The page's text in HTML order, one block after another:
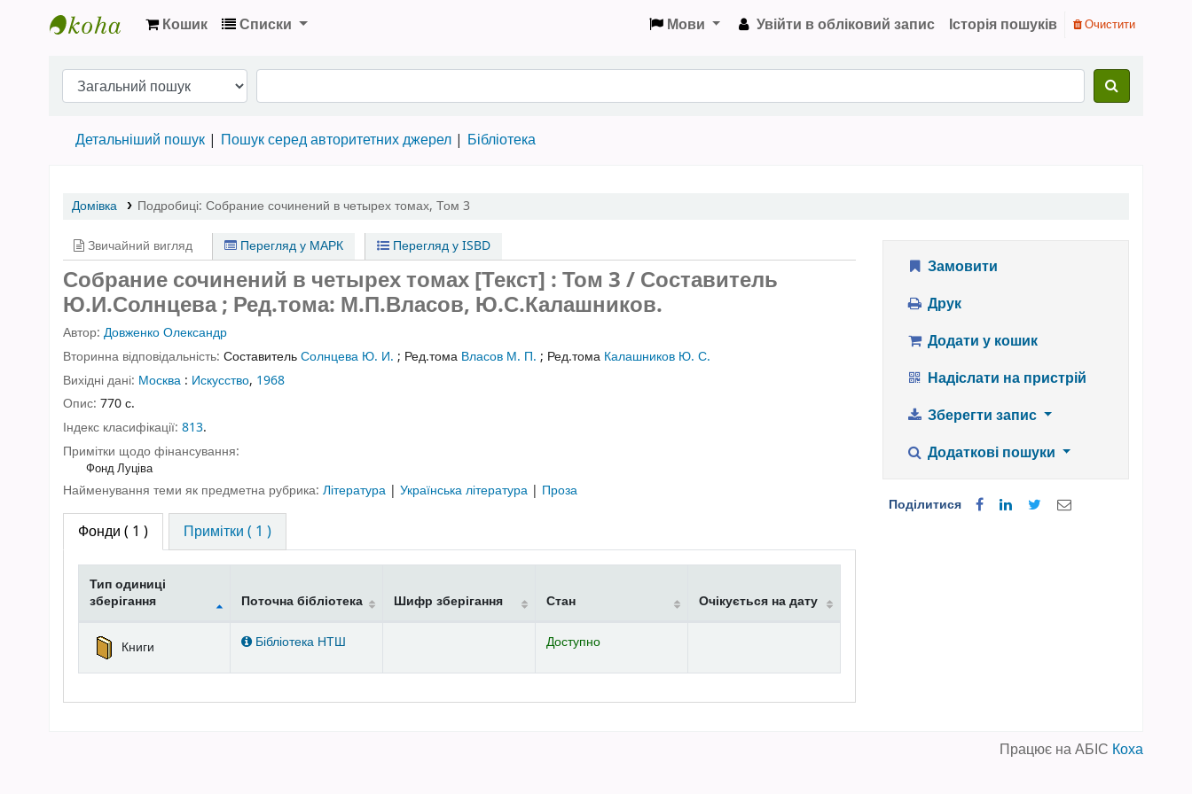
Кошик Списки Мови Увійти в обліковий запис Історія пошуків Очистити
Детальніший пошук Пошук серед авторитетних джерел Бібліотека
Домівка Подробиці: Собрание сочинений в четырех томах, Том 3
Звичайний вигляд Перегляд у МАРК Перегляд у ISBD
Собрание сочинений в четырех томах [Текст] : Том 3 / Составитель
Ю.И.Солнцева ; Ред.тома: М.П.Власов, Ю.С.Калашников.
Автор: Довженко Олександр
Вторинна відповідальність: СоставительСолнцева Ю. И. ; Ред.тома Власов М. П. ; Ред.тома Калашников Ю. С.
Вихідні дані: Москва : Искусство, 1968
Опис: 770 с.
Індекс класифікації: 813.
Примітки щодо фінансування:
Фонд Луціва
Найменування теми як предметна рубрика: Література | Українська література | Проза
Фонди ( 1 ) Примітки ( 1 )
Тип одиниці
зберігання
Поточна бібліотека Шифр зберігання Стан Очікується на дату
Книги Бібліотека НТШ Доступно
Замовити
Друк
Додати у кошик
Надіслати на пристрій
Зберегти запис
Додаткові пошуки
Поділитися
Працює на АБІС Коха